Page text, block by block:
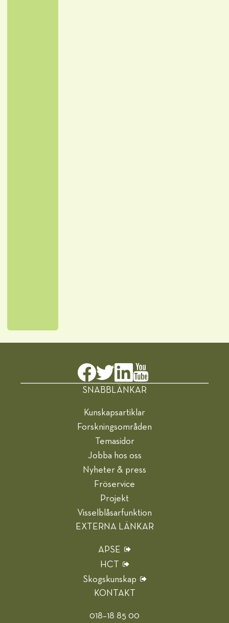
SNABBLÄNKAR
Kunskapsartiklar
Forskningsområden
Temasidor
Jobba hos oss
Nyheter & press
Fröservice
Projekt
Visselblåsarfunktion
EXTERNA LÄNKAR
APSE
HCT
Skogskunskap
KONTAKT
018–18 85 00